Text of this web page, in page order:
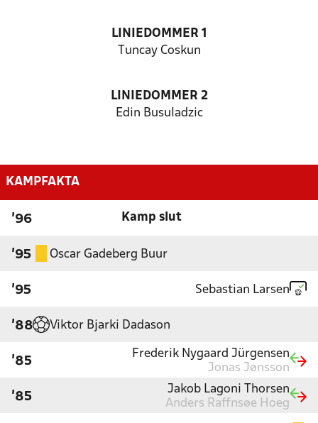
LINIEDOMMER 1
Tuncay Coskun
LINIEDOMMER 2
Edin Busuladzic
KAMPFAKTA
'96 Kamp slut
'95 Oscar Gadeberg Buur
'95 Sebastian Larsen
'88 Viktor Bjarki Dadason
'85
Frederik Nygaard Jürgensen
Jonas Jønsson
'85
Jakob Lagoni Thorsen
Anders Raffnsøe Hoeg